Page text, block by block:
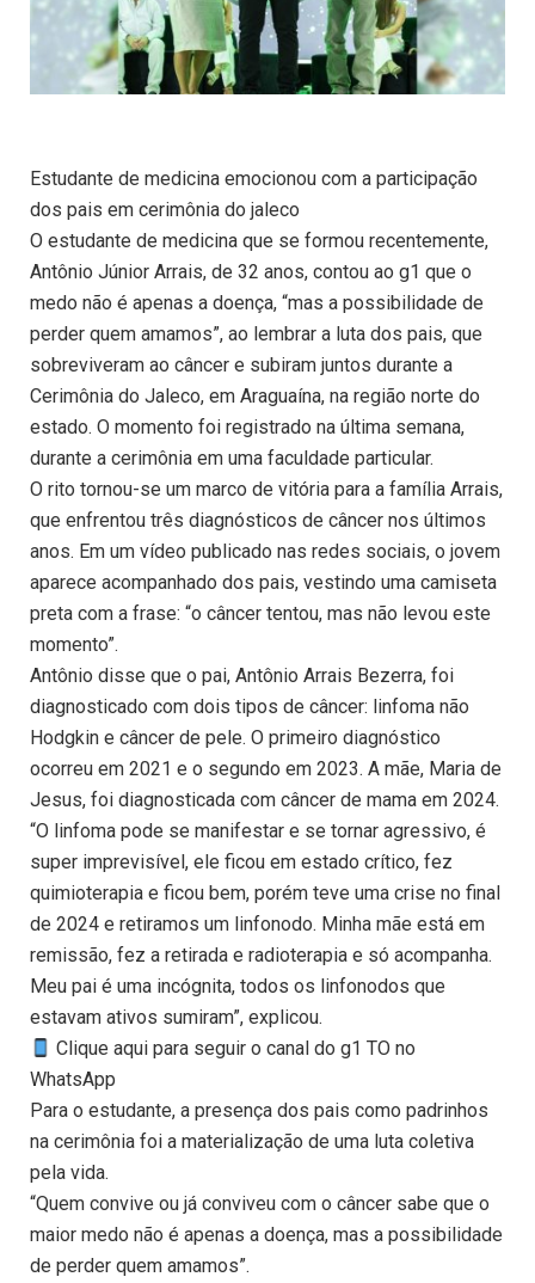
Estudante de medicina emocionou com a participação
dos pais em cerimônia do jaleco
O estudante de medicina que se formou recentemente,
Antônio Júnior Arrais, de 32 anos, contou ao g1 que o
medo não é apenas a doença, “mas a possibilidade de
perder quem amamos”, ao lembrar a luta dos pais, que
sobreviveram ao câncer e subiram juntos durante a
Cerimônia do Jaleco, em Araguaína, na região norte do
estado. O momento foi registrado na última semana,
durante a cerimônia em uma faculdade particular.
O rito tornou-se um marco de vitória para a família Arrais,
que enfrentou três diagnósticos de câncer nos últimos
anos. Em um vídeo publicado nas redes sociais, o jovem
aparece acompanhado dos pais, vestindo uma camiseta
preta com a frase: “o câncer tentou, mas não levou este
momento”.
Antônio disse que o pai, Antônio Arrais Bezerra, foi
diagnosticado com dois tipos de câncer: linfoma não
Hodgkin e câncer de pele. O primeiro diagnóstico
ocorreu em 2021 e o segundo em 2023. A mãe, Maria de
Jesus, foi diagnosticada com câncer de mama em 2024.
“O linfoma pode se manifestar e se tornar agressivo, é
super imprevisível, ele ficou em estado crítico, fez
quimioterapia e ficou bem, porém teve uma crise no final
de 2024 e retiramos um linfonodo. Minha mãe está em
remissão, fez a retirada e radioterapia e só acompanha.
Meu pai é uma incógnita, todos os linfonodos que
estavam ativos sumiram”, explicou.
Clique aqui para seguir o canal do g1 TO no
WhatsApp
Para o estudante, a presença dos pais como padrinhos
na cerimônia foi a materialização de uma luta coletiva
pela vida.
“Quem convive ou já conviveu com o câncer sabe que o
maior medo não é apenas a doença, mas a possibilidade
de perder quem amamos”.